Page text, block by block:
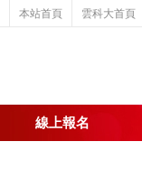
雲科大首頁
本站首頁
線上報名